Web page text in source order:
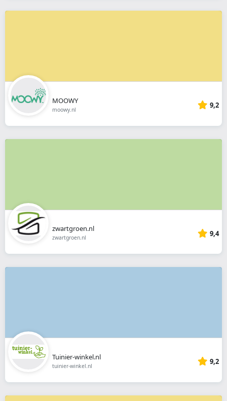
MOOWY
moowy.nl 9,2
zwartgroen.nl
zwartgroen.nl 9,4
Tuinier-winkel.nl
tuinier-winkel.nl 9,2